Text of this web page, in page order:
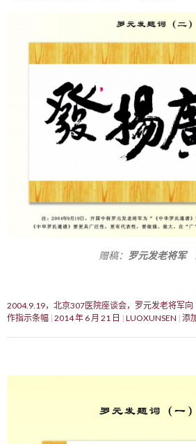
赠稿： 罗元发老将军
2004.9.19，北京307医院座谈会，罗元发老将军
作指示条幅 2014 年 6 月 21 日 LUOXUNSEN 添